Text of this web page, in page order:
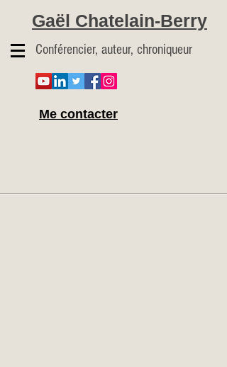
Gaël Chatelain-Berry
Conférencier, auteur, chroniqueur
Me contacter